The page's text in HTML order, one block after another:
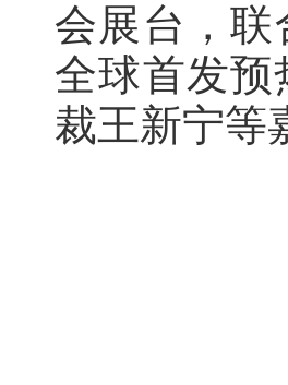
会展台，联
全球首发预
裁王新宁等